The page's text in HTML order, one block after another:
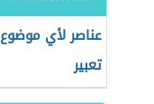
عناصر لأي موضوع
تعبير